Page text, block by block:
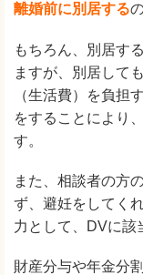
離婚前に別居する
もちろん、別居す
ますが、別居して
（生活費）を負担
をすることにより
す。
また、相談者の方
ず、避妊をしてく
力として、DVに該
財産分与や年金分